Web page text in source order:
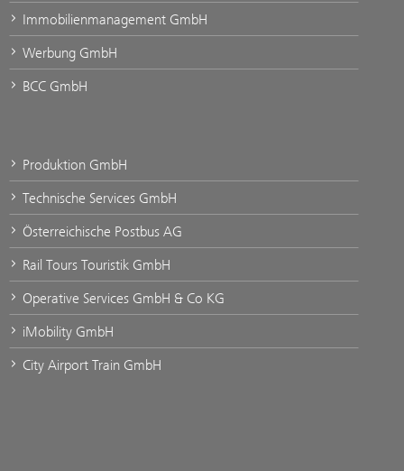
Immobilienmanagement GmbH
Werbung GmbH
BCC GmbH
Produktion GmbH
Technische Services GmbH
Österreichische Postbus AG
Rail Tours Touristik GmbH
Operative Services GmbH & Co KG
iMobility GmbH
City Airport Train GmbH